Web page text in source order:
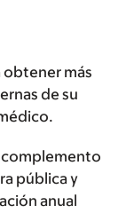
obtener más
de su
complemento
pública y
anual